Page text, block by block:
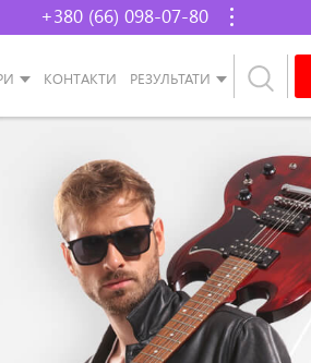
+380 (66) 098-07-80
КОНТАКТИ РЕЗУЛЬТАТИ